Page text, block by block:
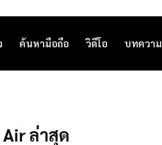
ค้นหามือถือ วิดีโอ บทความ
ล่าสุด